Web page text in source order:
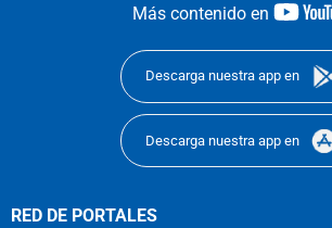
Más contenido en
Descarga nuestra app en
Descarga nuestra app en
RED DE PORTALES